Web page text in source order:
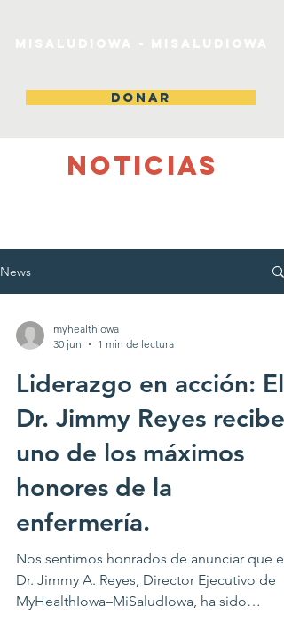
DONAR
NOTICIAS
News
myhealthiowa
30 jun
1 min de lectura
Liderazgo en acción: El
Dr. Jimmy Reyes recibe
uno de los máximos
honores de la
enfermería.
Nos sentimos honrados de anunciar que el
Dr. Jimmy A. Reyes, Director Ejecutivo de
MyHealthIowa–MiSaludIowa, ha sido